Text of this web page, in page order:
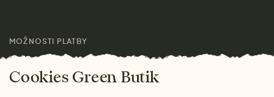
MOŽNOSTI PLATBY
Cookies Green Butik